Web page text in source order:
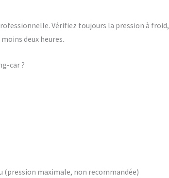
Vérifiez toujours la pression à froid,
deux heures.
car ?
(pression maximale, non recommandée)